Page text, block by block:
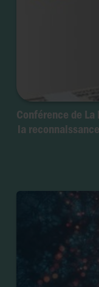
Conférence de La
la